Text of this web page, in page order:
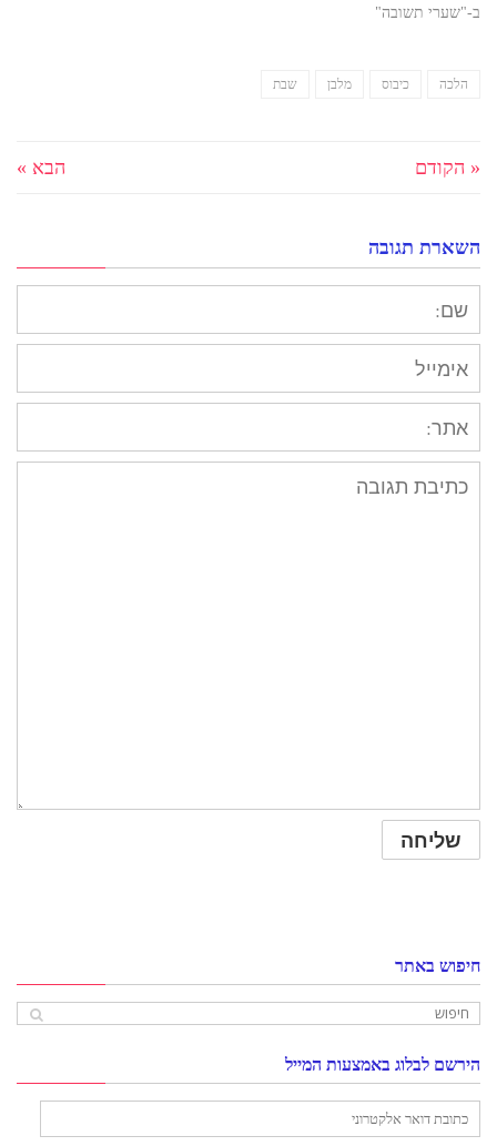
אבל הם לא נראים טוב. האם
נורמליים לשבת חול המועד…
ב-"שערי תשובה"
הלכה כיבוס מלבן שבת
« הקודם הבא »
השארת תגובה
חיפוש באתר
הירשם לבלוג באמצעות המייל